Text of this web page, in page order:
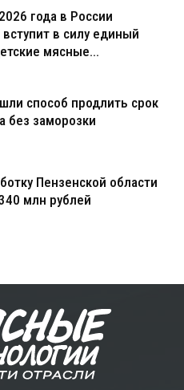
года в России
в силу единый
мясные...
способ продлить срок
без заморозки
Пензенской области
млн рублей